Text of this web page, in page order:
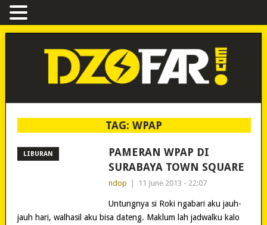
TAG:WPAP
LIBURAN
PAMERAN WPAP DI
SURABAYA TOWN SQUARE
ndop 11 June 2013 - 22:07
Untungnya si Roki ngabari aku jauh-
jauh hari, walhasil aku bisa dateng. Maklum lah jadwalku kalo